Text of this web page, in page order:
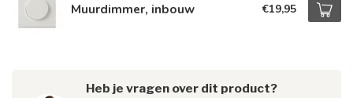
Muurdimmer, inbouw €19,95
Heb je vragen over dit product?